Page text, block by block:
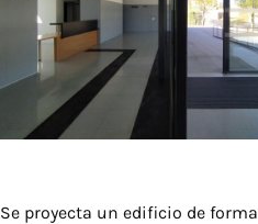
Se proyecta un edificio de forma